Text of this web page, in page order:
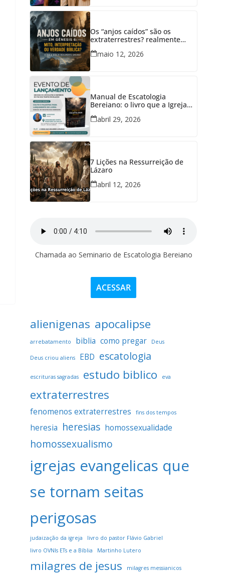
Os “anjos caídos” são os
extraterrestres? realmente
em Gênesis 6?
maio 12, 2026
Manual de Escatologia
Bereiano: o livro que a Igreja
abril 29, 2026
7 Lições na Ressurreição de
Lázaro
abril 12, 2026
Chamada ao Seminario de Escatologia Bereiano
ACESSAR
alienigenas apocalipse
arrebatamento biblia como pregar Deus
Deus criou aliens EBD escatologia
escrituras sagradas estudo biblico eva
extraterrestres
fenomenos extraterrestres fins dos tempos
heresia heresias homossexualidade
homossexualismo
igrejas evangelicas que
se tornam seitas
perigosas
judaização da igreja
livro do pastor Flávio Gabriel
livro OVNIs ETs e a Bíblia
Martinho Lutero
milagres de jesus milagres messianicos